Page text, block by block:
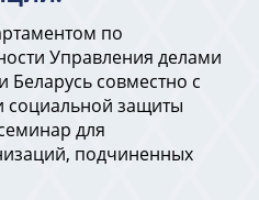
по
Управления делами
Беларусь совместно с
социальной защиты
для
подчиненных